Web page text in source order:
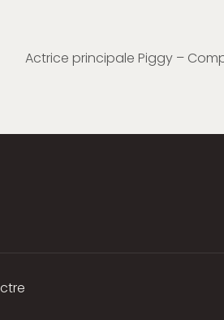
Actrice principale Piggy –